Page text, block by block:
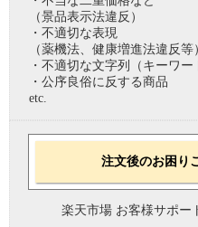
（景品表示法違反）
・不適切な表現
（薬機法、健康増進法違反等
・不適切な文字列（キーワー
・公序良俗に反する商品
etc.
注文後のお困り
楽天市場 お客様サポー